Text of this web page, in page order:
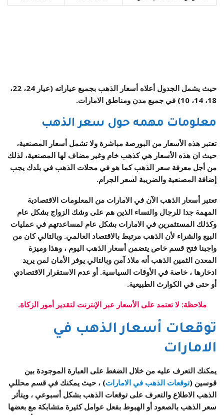
حيث يشمل الجدول أعلاه أسعار الذهب بجميع عياراته (عيار 24، 22،
18، 14، 10) في جميع مدن ومناطق الامارات.
معلومات مهمه حول سعر الذهب
تعتبر هذه الأسعار من البورصة مباشرة ولا تشمل أسعار المصنعية،
حيث ان هذه الأسعار هي كذهب خام وغير مضاف لها المصنعية، لذلك
من أجل معرفة سعر الذهب كما هو في محلات الذهب في بلدك يجب
إضافة المصنعية والضريبة لسعر الجرام.
تعتبر أسعار الذهب الآن في الامارات من المعلومات الاقتصادية
المهمة جدا للرجال والنساء الذين هم على وشك الزواج بشكل عام
وكذلك المستثمرين في الامارات بشكل عام لمساعدتهم في عمليات
البيع والشراء لأن الذهب مرتبط بالاقتصاد العالمي. وبالتالي كان من
واجبنا فتح قسم خاص يتضمن أسعار الذهب اليوم ، وهذا وميزة
المعدن الثمين الذهب أنه ملاذ آمن وبالتالي يوفر الأمان لمن يريد
ادخارها ، خاصة في الأوقات السياسية. أو عدم الاستقرار الاقتصادي
أو حتى في الكوارث الطبيعية.
ملاحظة: لا تعتمد على الأسعار عبر الإنترنت لتقدير أمور الزكاة.
توقعات أسعار الذهب في
الامارات
يمكنك التعرف عليه من خلال الضغط على العبارة الموجودة بين
قوسين (توقعات الذهب في الامارات) ، حيث يمكنك في قسم محللي
الذهب الاطلاع والتعرف على توقعات الذهب بشكل أسبوعي ، ويتأثر
سعر الذهب بالصعود أو الهبوط بفعل عوامل كثيرة متشابكة مع بعضها